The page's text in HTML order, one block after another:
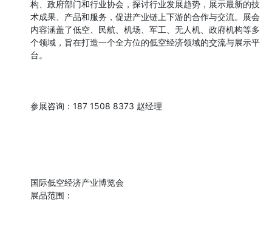
构、政府部门和行业协会，探讨行业发展趋势，展示最新的技
术成果、产品和服务，促进产业链上下游的合作与交流。展会
内容涵盖了低空、民航、机场、军工、无人机、政府机构等多
个领域，旨在打造一个全方位的低空经济领域的交流与展示平
台。
参展咨询：187 1508 8373 赵经理
国际低空经济产业博览会
展品范围：